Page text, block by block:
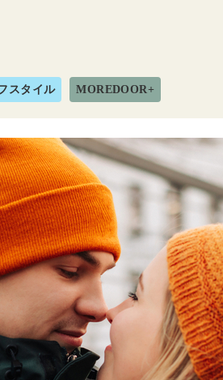
スタイル MOREDOOR+